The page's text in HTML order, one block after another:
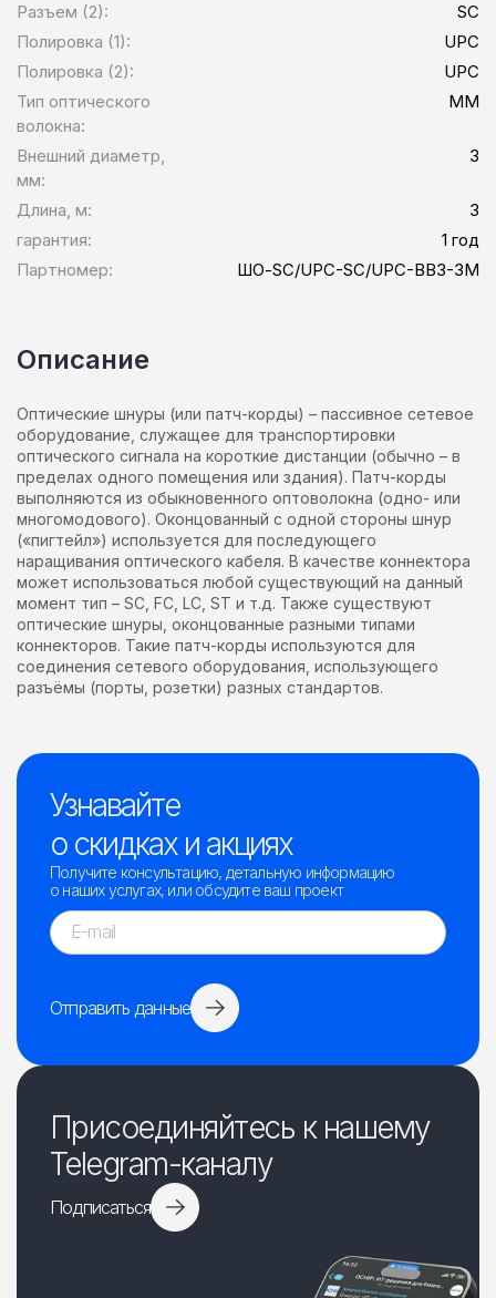
Разъем (2):
SC
Полировка (1):
UPC
Полировка (2):
UPC
Тип оптического
волокна:
MM
Внешний диаметр,
мм:
3
Длина, м:
3
гарантия:
1 год
Партномер:
ШО-SC/UPC-SC/UPC-BB3-3M
Описание
Оптические шнуры (или патч-корды) – пассивное сетевое
оборудование, служащее для транспортировки
оптического сигнала на короткие дистанции (обычно – в
пределах одного помещения или здания). Патч-корды
выполняются из обыкновенного оптоволокна (одно- или
многомодового). Оконцованный с одной стороны шнур
(«пигтейл») используется для последующего
наращивания оптического кабеля. В качестве коннектора
может использоваться любой существующий на данный
момент тип – SC, FC, LC, ST и т.д. Также существуют
оптические шнуры, оконцованные разными типами
коннекторов. Такие патч-корды используются для
соединения сетевого оборудования, использующего
разъёмы (порты, розетки) разных стандартов.
Узнавайте
о скидках и акциях
Получите консультацию, детальную информацию
о наших услугах, или обсудите ваш проект
Отправить данные
Присоединяйтесь к нашему
Telegram-каналу
Подписаться